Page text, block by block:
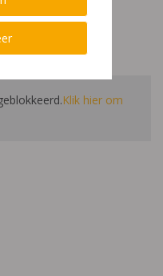
Klik hier om